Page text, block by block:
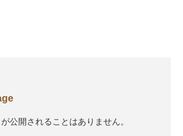
公開されることはありません。